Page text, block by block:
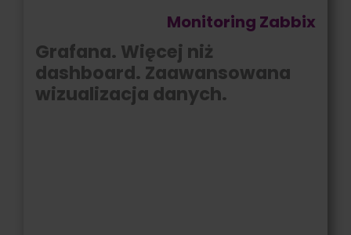
Monitoring Zabbix
Grafana. Więcej niż
dashboard. Zaawansowana
wizualizacja danych.